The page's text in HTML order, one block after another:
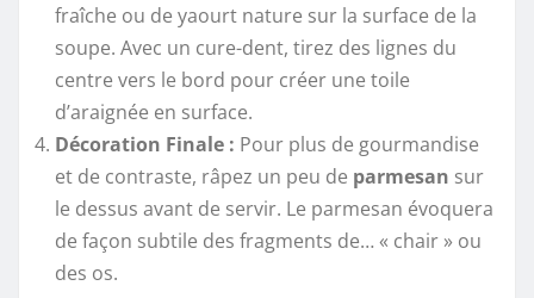
fraîche ou de yaourt nature sur la surface de la
soupe. Avec un cure-dent, tirez des lignes du
centre vers le bord pour créer une toile
d’araignée en surface.
Décoration Finale : Pour plus de gourmandise
et de contraste, râpez un peu de parmesan sur
le dessus avant de servir. Le parmesan évoquera
de façon subtile des fragments de… « chair » ou
des os.